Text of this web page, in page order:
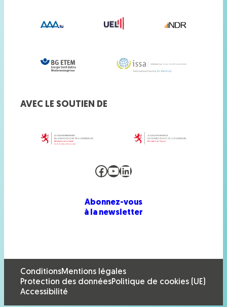
AVEC LE SOUTIEN DE
Facebook YouTube LinkedIn
Abonnez-vous
à la newsletter
ConditionsMentions légales
Protection des donnéesPolitique de cookies (UE)
Accessibilité